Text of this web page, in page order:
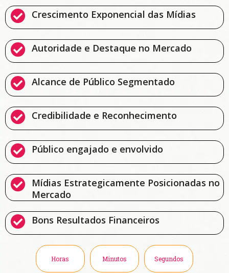
Crescimento Exponencial das Mídias
Autoridade e Destaque no Mercado
Alcance de Público Segmentado
Credibilidade e Reconhecimento
Público engajado e envolvido
Mídias Estrategicamente Posicionadas no
Mercado
Bons Resultados Financeiros
Horas Minutos Segundos